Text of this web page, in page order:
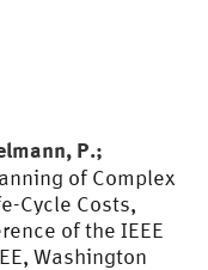
P.;
of Complex
Cycle Costs,
of the IEEE
Washington